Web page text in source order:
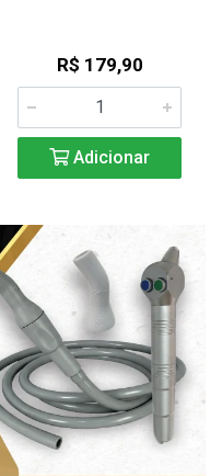
R$ 179,90
Adicionar